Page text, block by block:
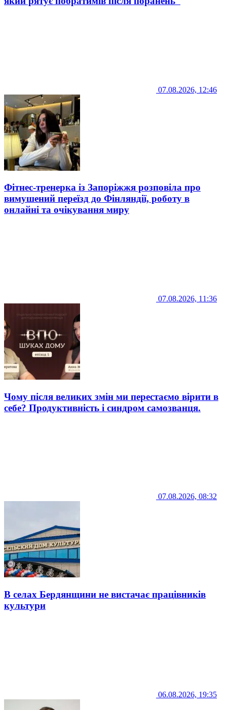
07.08.2026, 12:46
Фітнес-тренерка із Запоріжжя розповіла про
вимушений переїзд до Фінляндії, роботу в
онлайні та очікування миру
07.08.2026, 11:36
Чому після великих змін ми перестаємо вірити в
себе? Продуктивність і синдром самозванця.
07.08.2026, 08:32
В селах Бердянщини не вистачає працівників
культури
06.08.2026, 19:35